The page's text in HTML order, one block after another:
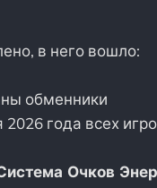
в него вошло:
обменники
года всех
Очков